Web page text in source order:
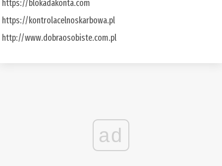
https://blokadakonta.com
https://kontrolacelnoskarbowa.pl
http://www.dobraosobiste.com.pl
ad